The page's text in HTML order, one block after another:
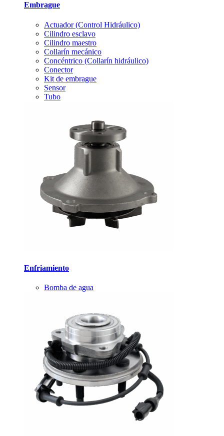
Embrague
Actuador (Control Hidráulico)
Cilindro esclavo
Cilindro maestro
Collarín mecánico
Concéntrico (Collarín hidráulico)
Conector
Kit de embrague
Sensor
Tubo
Enfriamiento
Bomba de agua